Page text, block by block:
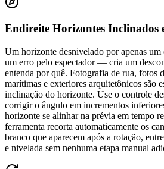
Endireite Horizontes Inclinados
Um horizonte desnivelado por apenas
um erro pelo espectador — cria um
entenda por quê. Fotografia de rua, fotos
marítimas e exteriores arquitetônicos são
inclinação do horizonte. Use o controle
corrigir o ângulo em incrementos
horizonte se alinhar na prévia em tempo
ferramenta recorta automaticamente os
branco que aparecem após a rotação,
e nivelada sem nenhuma etapa manual